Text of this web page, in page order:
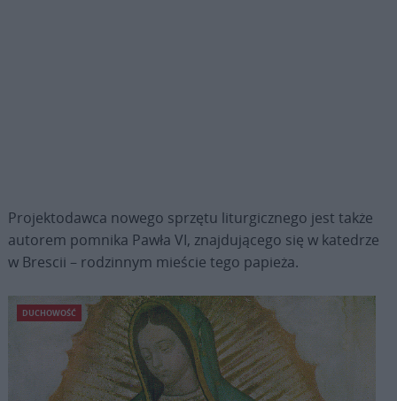
Projektodawca nowego sprzętu liturgicznego jest także
autorem pomnika Pawła VI, znajdującego się w katedrze
w Brescii – rodzinnym mieście tego papieża.
DUCHOWOŚĆ